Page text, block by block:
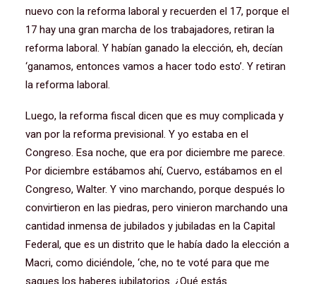
nuevo con la reforma laboral y recuerden el 17, porque el
17 hay una gran marcha de los trabajadores, retiran la
reforma laboral. Y habían ganado la elección, eh, decían
‘ganamos, entonces vamos a hacer todo esto’. Y retiran
la reforma laboral.
Luego, la reforma fiscal dicen que es muy complicada y
van por la reforma previsional. Y yo estaba en el
Congreso. Esa noche, que era por diciembre me parece.
Por diciembre estábamos ahí, Cuervo, estábamos en el
Congreso, Walter. Y vino marchando, porque después lo
convirtieron en las piedras, pero vinieron marchando una
cantidad inmensa de jubilados y jubiladas en la Capital
Federal, que es un distrito que le había dado la elección a
Macri, como diciéndole, ‘che, no te voté para que me
saques los haberes jubilatorios. ¿Qué estás